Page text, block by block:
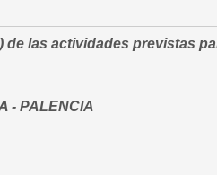
las actividades previstas
- PALENCIA